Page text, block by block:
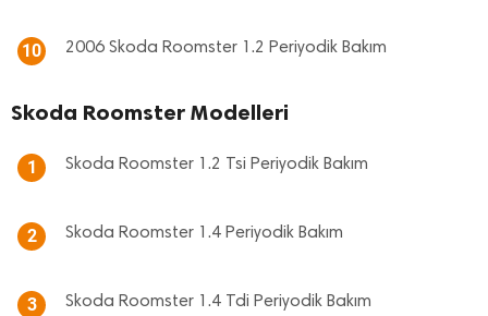
10 2006 Skoda Roomster 1.2 Periyodik Bakım
Skoda Roomster Modelleri
1 Skoda Roomster 1.2 Tsi Periyodik Bakım
2 Skoda Roomster 1.4 Periyodik Bakım
3 Skoda Roomster 1.4 Tdi Periyodik Bakım